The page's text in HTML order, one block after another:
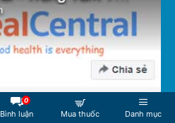
0
Bình luận Mua thuốc Danh mục